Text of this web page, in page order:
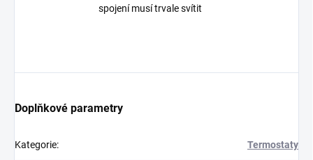
spojení musí trvale svítit
Doplňkové parametry
Kategorie: Termostaty